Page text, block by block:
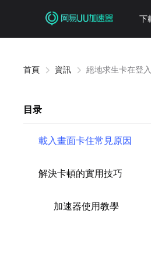
下
首頁 資訊 絕地求生卡在登
目录
載入畫面卡住常見原因
解決卡頓的實用技巧
加速器使用教學